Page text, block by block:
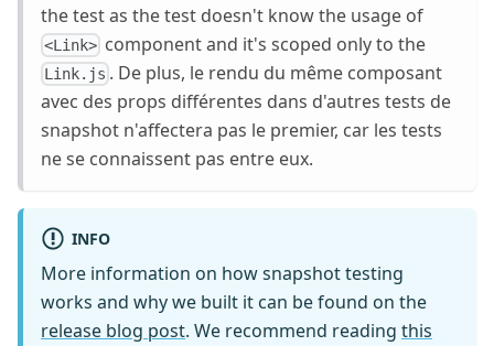
the test as the test doesn't know the usage of
<Link> component and it's scoped only to the
Link.js . De plus, le rendu du même composant
avec des props différentes dans d'autres tests de
snapshot n'affectera pas le premier, car les tests
ne se connaissent pas entre eux.
INFO
More information on how snapshot testing
works and why we built it can be found on the
release blog post. We recommend reading this